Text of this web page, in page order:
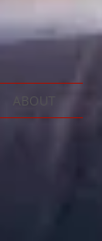
ABOUT